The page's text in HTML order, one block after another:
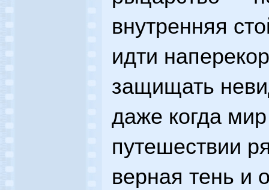
внутренняя
идти
защищать
даже когда
путешествии
верная тень и